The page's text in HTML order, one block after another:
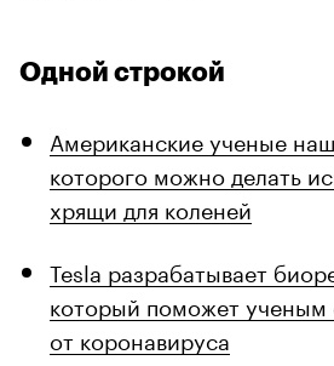
Одной строкой
Американские ученые
которого можно делать
хрящи для коленей
Tesla разрабатывает
который поможет ученым
от коронавируса